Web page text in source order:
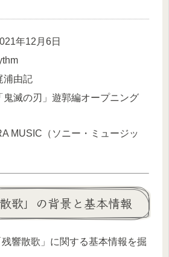
年12月6日
浦由記
鬼滅の刃」遊郭編オープニング
MUSIC（ソニー・ミュージッ
歌」の背景と基本情報
響散歌」に関する基本情報を掘